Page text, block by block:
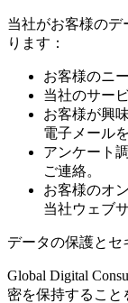
当社がお客様のデ
ります：
お客様のニ
当社のサー
お客様が興
電子メール
アンケート
ご連絡。
お客様のオ
当社ウェブ
データの保護とセ
Global Digital
密を保持すること